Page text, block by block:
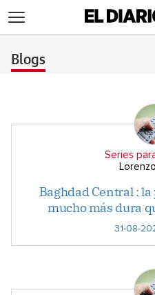
Blogs
Series
Baghdad Central :
mucho más dura
31-08-